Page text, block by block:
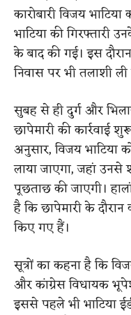
कारोबारी विजय
भाटिया की गिरफ्तारी
के बाद की गई। इस
निवास पर भी तलाशी
सुबह से ही दुर्ग और
छापेमारी की कार्रवाई
अनुसार, विजय भाटिया
लाया जाएगा, जहां
पूछताछ की जाएगी।
है कि छापेमारी के
किए गए हैं।
सूत्रों का कहना है कि
और कांग्रेस विधायक
इससे पहले भी भाटिया